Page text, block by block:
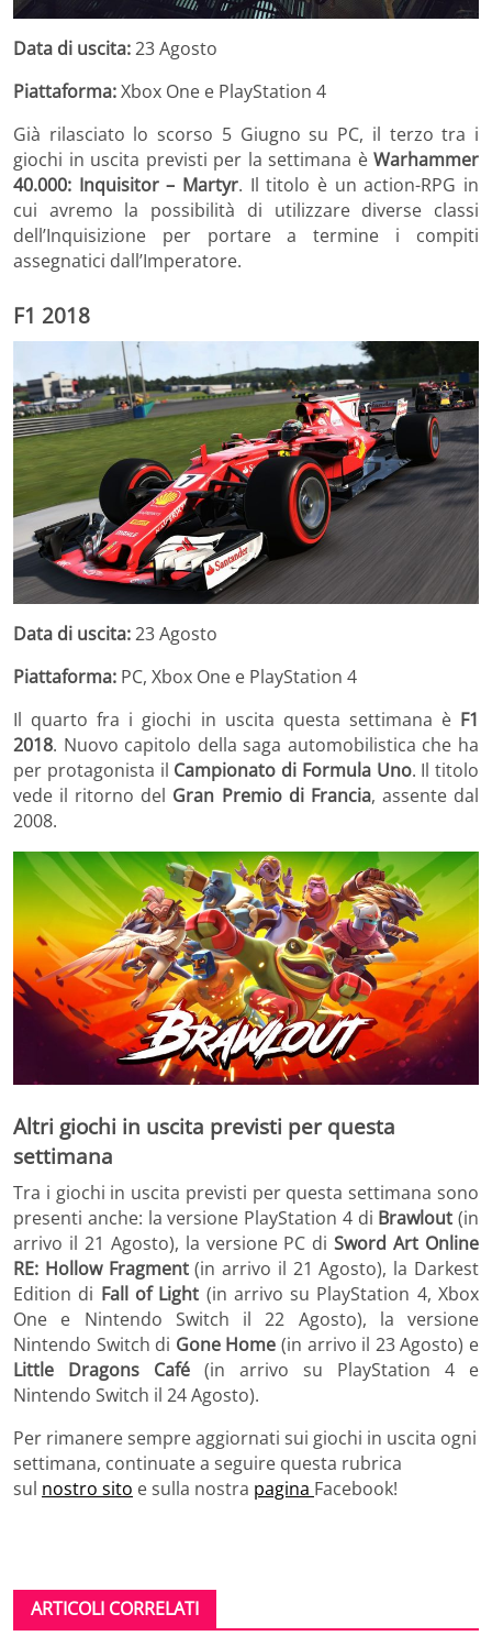
Data di uscita:23 Agosto
Piattaforma:Xbox One e PlayStation 4
Già rilasciato lo scorso 5 Giugno su PC, il terzo tra i
giochi in uscita previsti per la settimana è Warhammer
40.000: Inquisitor – Martyr. Il titolo è un action-RPG in
cui avremo la possibilità di utilizzare diverse classi
dell’Inquisizione per portare a termine i compiti
assegnatici dall’Imperatore.
F1 2018
Data di uscita:23 Agosto
Piattaforma: PC, Xbox One e PlayStation 4
Il quarto fra i giochi in uscita questa settimana èF1
2018. Nuovo capitolo della saga automobilistica che ha
per protagonista il Campionato di Formula Uno. Il titolo
vede il ritorno del Gran Premio di Francia, assente dal
2008.
Altri giochi in uscita previsti per questa
settimana
Tra i giochi in uscita previsti per questa settimana sono
presenti anche: la versione PlayStation 4 di Brawlout (in
arrivo il 21 Agosto), la versione PC diSword Art Online
RE: Hollow Fragment(in arrivo il 21 Agosto), la Darkest
Edition di Fall of Light (in arrivo su PlayStation 4, Xbox
One e Nintendo Switch il 22 Agosto), la versione
Nintendo Switch di Gone Home (in arrivo il 23 Agosto) e
Little Dragons Café (in arrivo su PlayStation 4 e
Nintendo Switch il 24 Agosto).
Per rimanere sempre aggiornati sui giochi in uscita ogni
settimana, continuate a seguire questa rubrica
sul nostro sito e sulla nostra pagina Facebook!
ARTICOLI CORRELATI